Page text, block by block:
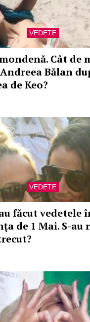
VEDETE
Cât de
Bălan
de Keo?
VEDETE
făcut vedetele
de 1 Mai. S-au